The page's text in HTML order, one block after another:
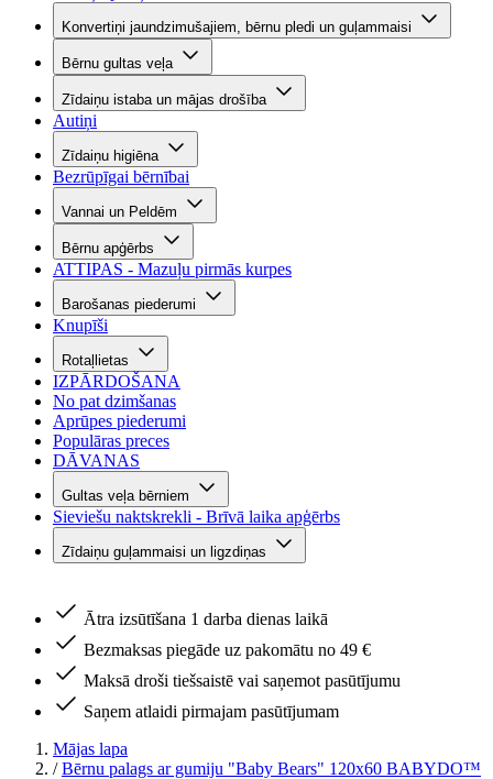
Konvertiņi jaundzimušajiem, bērnu pledi un guļammaisi
Bērnu gultas veļa
Zīdaiņu istaba un mājas drošība
Autiņi
Zīdaiņu higiēna
Bezrūpīgai bērnībai
Vannai un Peldēm
Bērnu apģērbs
ATTIPAS - Mazuļu pirmās kurpes
Barošanas piederumi
Knupīši
Rotaļlietas
IZPĀRDOŠANA
No pat dzimšanas
Aprūpes piederumi
Populāras preces
DĀVANAS
Gultas veļa bērniem
Sieviešu naktskrekli - Brīvā laika apģērbs
Zīdaiņu guļammaisi un ligzdiņas
Ātra izsūtīšana 1 darba dienas laikā
Bezmaksas piegāde uz pakomātu no 49 €
Maksā droši tiešsaistē vai saņemot pasūtījumu
Saņem atlaidi pirmajam pasūtījumam
Mājas lapa
/ Bērnu palags ar gumiju "Baby Bears" 120x60 BABYDO™